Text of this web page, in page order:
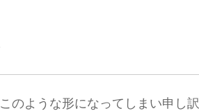
のような形になってしまい申し